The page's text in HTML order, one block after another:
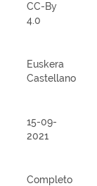
CC-By
4.0
Euskera
Castellano
15-09-
2021
Completo